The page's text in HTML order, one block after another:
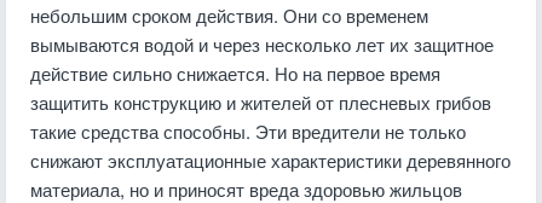
небольшим сроком действия. Они со временем
вымываются водой и через несколько лет их защитное
действие сильно снижается. Но на первое время
защитить конструкцию и жителей от плесневых грибов
такие средства способны. Эти вредители не только
снижают эксплуатационные характеристики деревянного
материала, но и приносят вреда здоровью жильцов